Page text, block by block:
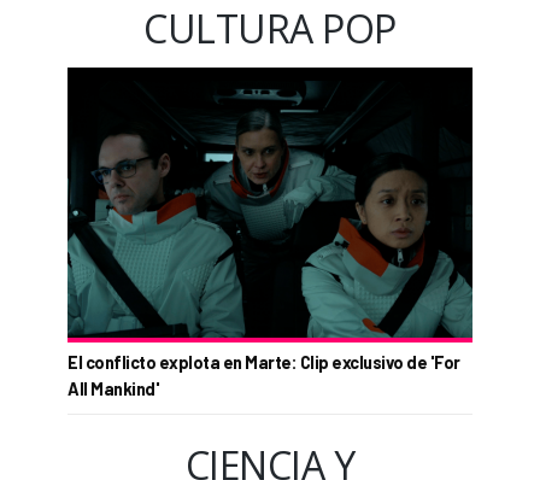
CULTURA POP
El conflicto explota en Marte: Clip exclusivo de 'For
All Mankind'
CIENCIA Y